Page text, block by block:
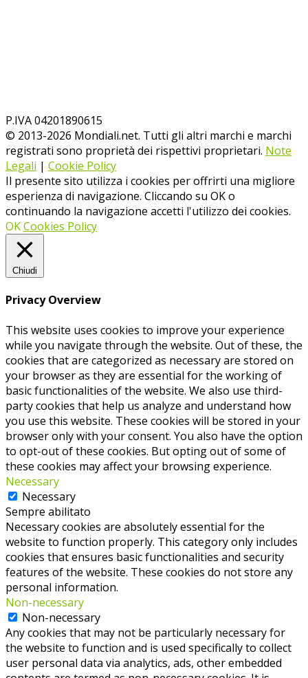
P.IVA 04201890615
© 2013-2026 Mondiali.net. Tutti gli altri marchi e marchi
registrati sono proprietà dei rispettivi proprietari. Note
Legali | Cookie Policy
Il presente sito utilizza i cookies per offrirti una migliore
esperienza di navigazione. Cliccando su OK o
continuando la navigazione accetti l'utilizzo dei cookies.
OKCookies Policy
Chiudi
Privacy Overview
This website uses cookies to improve your experience
while you navigate through the website. Out of these, the
cookies that are categorized as necessary are stored on
your browser as they are essential for the working of
basic functionalities of the website. We also use third-
party cookies that help us analyze and understand how
you use this website. These cookies will be stored in your
browser only with your consent. You also have the option
to opt-out of these cookies. But opting out of some of
these cookies may affect your browsing experience.
Necessary
Necessary
Sempre abilitato
Necessary cookies are absolutely essential for the
website to function properly. This category only includes
cookies that ensures basic functionalities and security
features of the website. These cookies do not store any
personal information.
Non-necessary
Non-necessary
Any cookies that may not be particularly necessary for
the website to function and is used specifically to collect
user personal data via analytics, ads, other embedded